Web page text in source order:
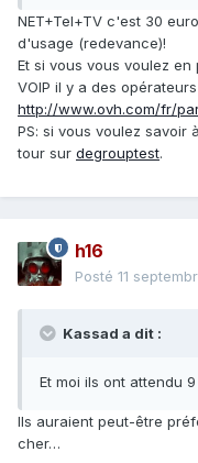
NET+Tel+TV c'est 30
d'usage (redevance)!
Et si vous vous voulez
VOIP il y a des
http://www.ovh.com/fr/
PS: si vous voulez savoir
tour sur degrouptest.
h16
Posté 11
Kassad a dit :
Et moi ils ont attendu
Ils auraient peut-être
cher…